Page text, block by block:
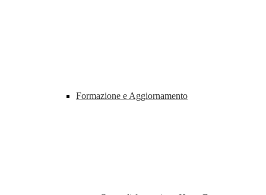
Formazione e Aggiornamento